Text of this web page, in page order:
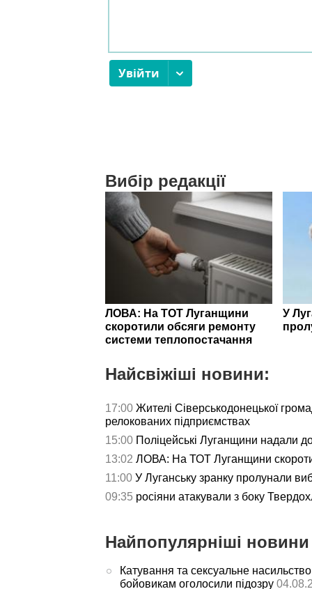
Вибір редакції
ЛОВА: На ТОТ Луганщини
скоротили обсяги ремонту
системи теплопостачання
У
Найсвіжіші новини:
17:00 Жителі Сіверськодонецької
релокованих підприємствах
15:00 Поліцейські Луганщини надали
13:02 ЛОВА: На ТОТ Луганщини
11:00 У Луганську зранку пролунали
09:35 росіяни атакували з боку
Найпопулярніші
Катування та сексуальне
бойовикам оголосили підозру